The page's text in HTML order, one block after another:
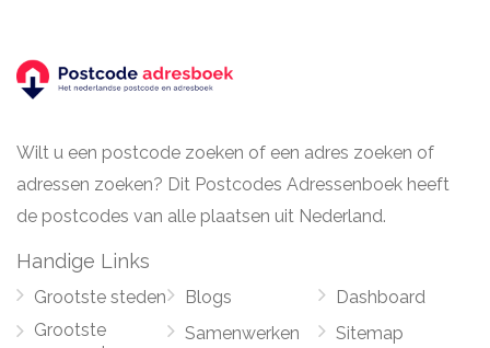
Wilt u een postcode zoeken of een adres zoeken of
adressen zoeken? Dit Postcodes Adressenboek heeft
de postcodes van alle plaatsen uit Nederland.
Handige Links
Grootste steden
Grootste
Blogs
Samenwerken
Dashboard
Sitemap